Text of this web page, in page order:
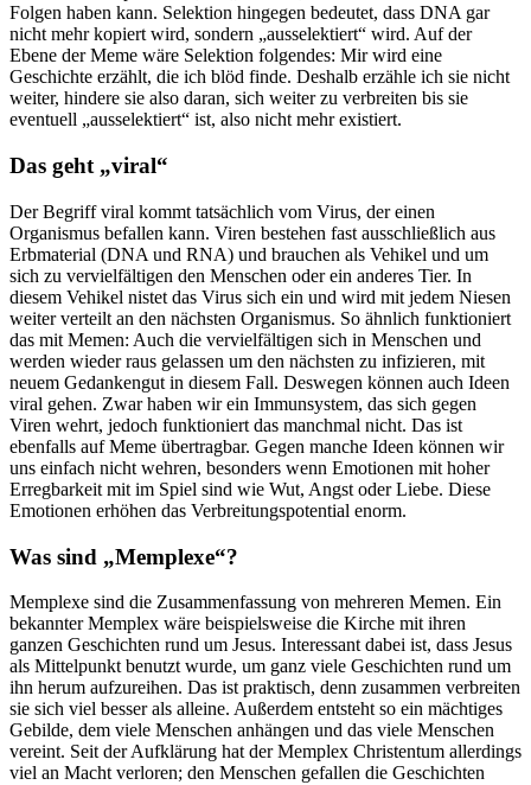
Folgen haben kann. Selektion hingegen bedeutet, dass DNA gar
nicht mehr kopiert wird, sondern „ausselektiert“ wird. Auf der
Ebene der Meme wäre Selektion folgendes: Mir wird eine
Geschichte erzählt, die ich blöd finde. Deshalb erzähle ich sie nicht
weiter, hindere sie also daran, sich weiter zu verbreiten bis sie
eventuell „ausselektiert“ ist, also nicht mehr existiert.
Das geht „viral“
Der Begriff viral kommt tatsächlich vom Virus, der einen
Organismus befallen kann. Viren bestehen fast ausschließlich aus
Erbmaterial (DNA und RNA) und brauchen als Vehikel und um
sich zu vervielfältigen den Menschen oder ein anderes Tier. In
diesem Vehikel nistet das Virus sich ein und wird mit jedem Niesen
weiter verteilt an den nächsten Organismus. So ähnlich funktioniert
das mit Memen: Auch die vervielfältigen sich in Menschen und
werden wieder raus gelassen um den nächsten zu infizieren, mit
neuem Gedankengut in diesem Fall. Deswegen können auch Ideen
viral gehen. Zwar haben wir ein Immunsystem, das sich gegen
Viren wehrt, jedoch funktioniert das manchmal nicht. Das ist
ebenfalls auf Meme übertragbar. Gegen manche Ideen können wir
uns einfach nicht wehren, besonders wenn Emotionen mit hoher
Erregbarkeit mit im Spiel sind wie Wut, Angst oder Liebe. Diese
Emotionen erhöhen das Verbreitungspotential enorm.
Was sind „Memplexe“?
Memplexe sind die Zusammenfassung von mehreren Memen. Ein
bekannter Memplex wäre beispielsweise die Kirche mit ihren
ganzen Geschichten rund um Jesus. Interessant dabei ist, dass Jesus
als Mittelpunkt benutzt wurde, um ganz viele Geschichten rund um
ihn herum aufzureihen. Das ist praktisch, denn zusammen verbreiten
sie sich viel besser als alleine. Außerdem entsteht so ein mächtiges
Gebilde, dem viele Menschen anhängen und das viele Menschen
vereint. Seit der Aufklärung hat der Memplex Christentum allerdings
viel an Macht verloren; den Menschen gefallen die Geschichten